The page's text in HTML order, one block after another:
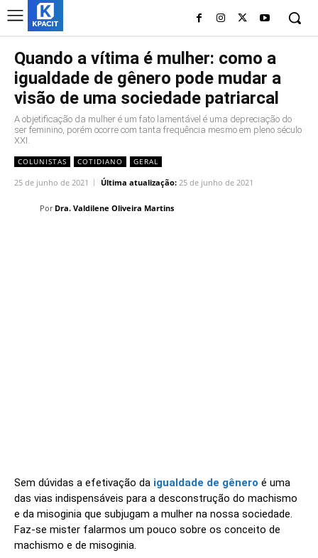
Quando a vítima é mulher: como a
igualdade de gênero pode mudar a
visão de uma sociedade patriarcal
A objetificação da mulher é um fato lamentável é uma depreciação do
ser feminino, porém ocorre com tanta frequência mesmo em pleno século
XXI.
COLUNISTAS COTIDIANO GERAL
25 de junho de 2021 Última atualização: 25 de junho de 2021
Por Dra. Valdilene Oliveira Martins
Sem dúvidas a efetivação da igualdade de gênero é uma
das vias indispensáveis para a desconstrução do machismo
e da misoginia que subjugam a mulher na nossa sociedade.
Faz-se mister falarmos um pouco sobre os conceito de
machismo e de misoginia.